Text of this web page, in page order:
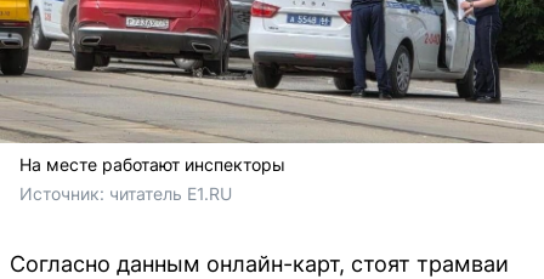
На месте работают инспекторы
Источник: читатель E1.RU
Согласно данным онлайн-карт, стоят трамваи